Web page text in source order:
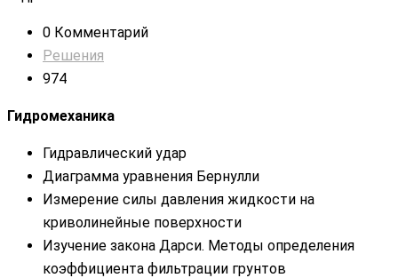
0 Комментарий
Решения
974
Гидромеханика
Гидравлический удар
Диаграмма уравнения Бернулли
Измерение силы давления жидкости на
криволинейные поверхности
Изучение закона Дарси. Методы определения
коэффициента фильтрации грунтов